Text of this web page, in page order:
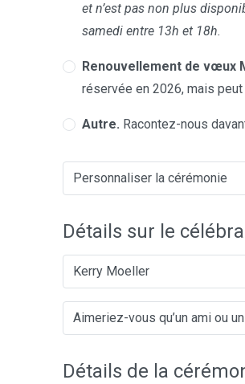
et n’est pas non plus
samedi entre 13h et 18h.
Renouvellement de vœux
réservée en 2026, mais
Autre. Racontez-nous
Détails sur le
Kerry Moeller
Détails de la